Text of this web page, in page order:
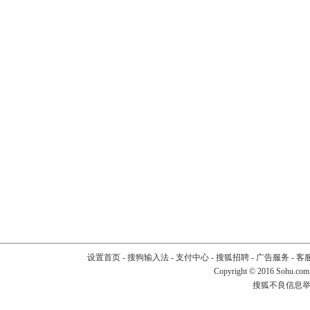
设置首页- 搜狗输入法- 支付中心- 搜狐招聘- 广告服务 - 客
Copyright © 2016
搜狐不良信息